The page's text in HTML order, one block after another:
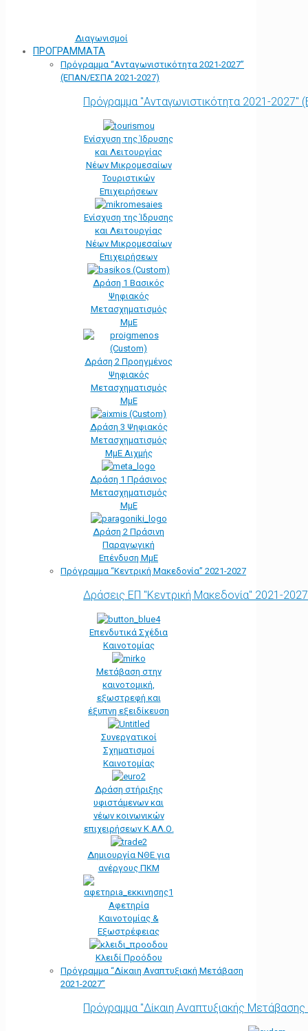
Διαγωνισμοί
ΠΡΟΓΡΑΜΜΑΤΑ
Πρόγραμμα “Ανταγωνιστικότητα 2021-2027”
(ΕΠΑΝ/ΕΣΠΑ 2021-2027)
Πρόγραμμα "Ανταγωνιστικότητα 2021-
Ενίσχυση της Ίδρυσης
και Λειτουργίας
Νέων Μικρομεσαίων
Τουριστικών
Επιχειρήσεων
Ενίσχυση της Ίδρυσης
και Λειτουργίας
Νέων Μικρομεσαίων
Επιχειρήσεων
Δράση 1 Βασικός
Ψηφιακός
Μετασχηματισμός
ΜμΕ
Δράση 2 Προηγμένος
Ψηφιακός
Μετασχηματισμός
ΜμΕ
Δράση 3 Ψηφιακός
Μετασχηματισμός
ΜμΕ Αιχμής
Δράση 1 Πράσινος
Μετασχηματισμός
ΜμΕ
Δράση 2 Πράσινη
Παραγωγική
Επένδυση ΜμΕ
Πρόγραμμα “Κεντρική Μακεδονία” 2021-2027
Δράσεις ΕΠ "Κεντρική Μακεδονία" 2021-2027
Επενδυτικά Σχέδια
Καινοτομίας
Μετάβαση στην
καινοτομική,
εξωστρεφή και
έξυπνη εξειδίκευση
Συνεργατικοί
Σχηματισμοί
Καινοτομίας
Δράση στήριξης
υφιστάμενων και
νέων κοινωνικών
επιχειρήσεων Κ.ΑΛ.Ο.
Δημιουργία ΝΘΕ για
ανέργους ΠΚΜ
Αφετηρία
Kαινοτομίας &
Εξωστρέφειας
Κλειδί Προόδου
Πρόγραμμα “Δίκαιη Αναπτυξιακή Μετάβαση
2021-2027”
Πρόγραμμα "Δίκαιη Αναπτυξιακής